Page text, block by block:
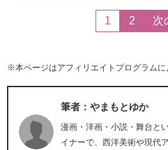
1 2 次
※本ページはアフィリエイトプログラム
筆者：やまもとゆか
漫画・洋画・小説・舞台と
イナーで、西洋美術や現代